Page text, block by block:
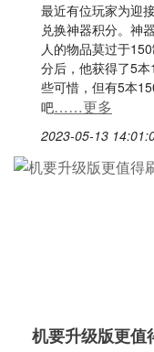
最近有位玩家为迎
兑换神器积分。神
人的物品莫过于
分后，他获得了5
些可惜，但有5本
吧……更多
2023-05-13
机要升级版更值